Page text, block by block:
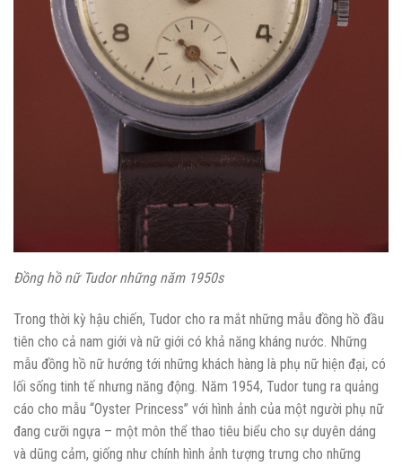
Đồng hồ nữ Tudor những năm 1950s
Trong thời kỳ hậu chiến, Tudor cho ra mắt những mẫu đồng hồ đầu
tiên cho cả nam giới và nữ giới có khả năng kháng nước. Những
mẫu đồng hồ nữ hướng tới những khách hàng là phụ nữ hiện đại, có
lối sống tinh tế nhưng năng động. Năm 1954, Tudor tung ra quảng
cáo cho mẫu “Oyster Princess” với hình ảnh của một người phụ nữ
đang cưỡi ngựa – một môn thể thao tiêu biểu cho sự duyên dáng
và dũng cảm, giống như chính hình ảnh tượng trưng cho những